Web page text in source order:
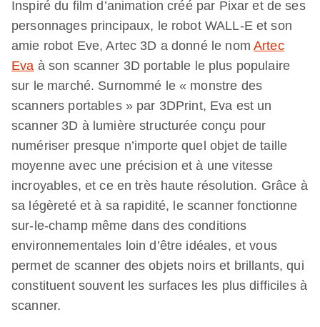
Inspiré du film d’animation créé par Pixar et de ses
personnages principaux, le robot WALL-E et son
amie robot Eve, Artec 3D a donné le nom Artec
Eva à son scanner 3D portable le plus populaire
sur le marché. Surnommé le « monstre des
scanners portables » par 3DPrint, Eva est un
scanner 3D à lumière structurée conçu pour
numériser presque n’importe quel objet de taille
moyenne avec une précision et à une vitesse
incroyables, et ce en très haute résolution. Grâce à
sa légèreté et à sa rapidité, le scanner fonctionne
sur-le-champ même dans des conditions
environnementales loin d’être idéales, et vous
permet de scanner des objets noirs et brillants, qui
constituent souvent les surfaces les plus difficiles à
scanner.